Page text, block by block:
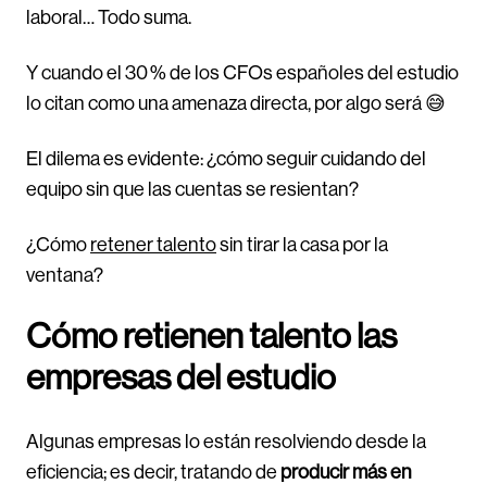
laboral… Todo suma.
Y cuando el 30 % de los CFOs españoles del estudio
lo citan como una amenaza directa, por algo será 😅
El dilema es evidente: ¿cómo seguir cuidando del
equipo sin que las cuentas se resientan?
¿Cómo retener talentosin tirar la casa por la
ventana?
Cómo retienen talento las
empresas del estudio
Algunas empresas lo están resolviendo desde la
eficiencia; es decir, tratando de producir más en